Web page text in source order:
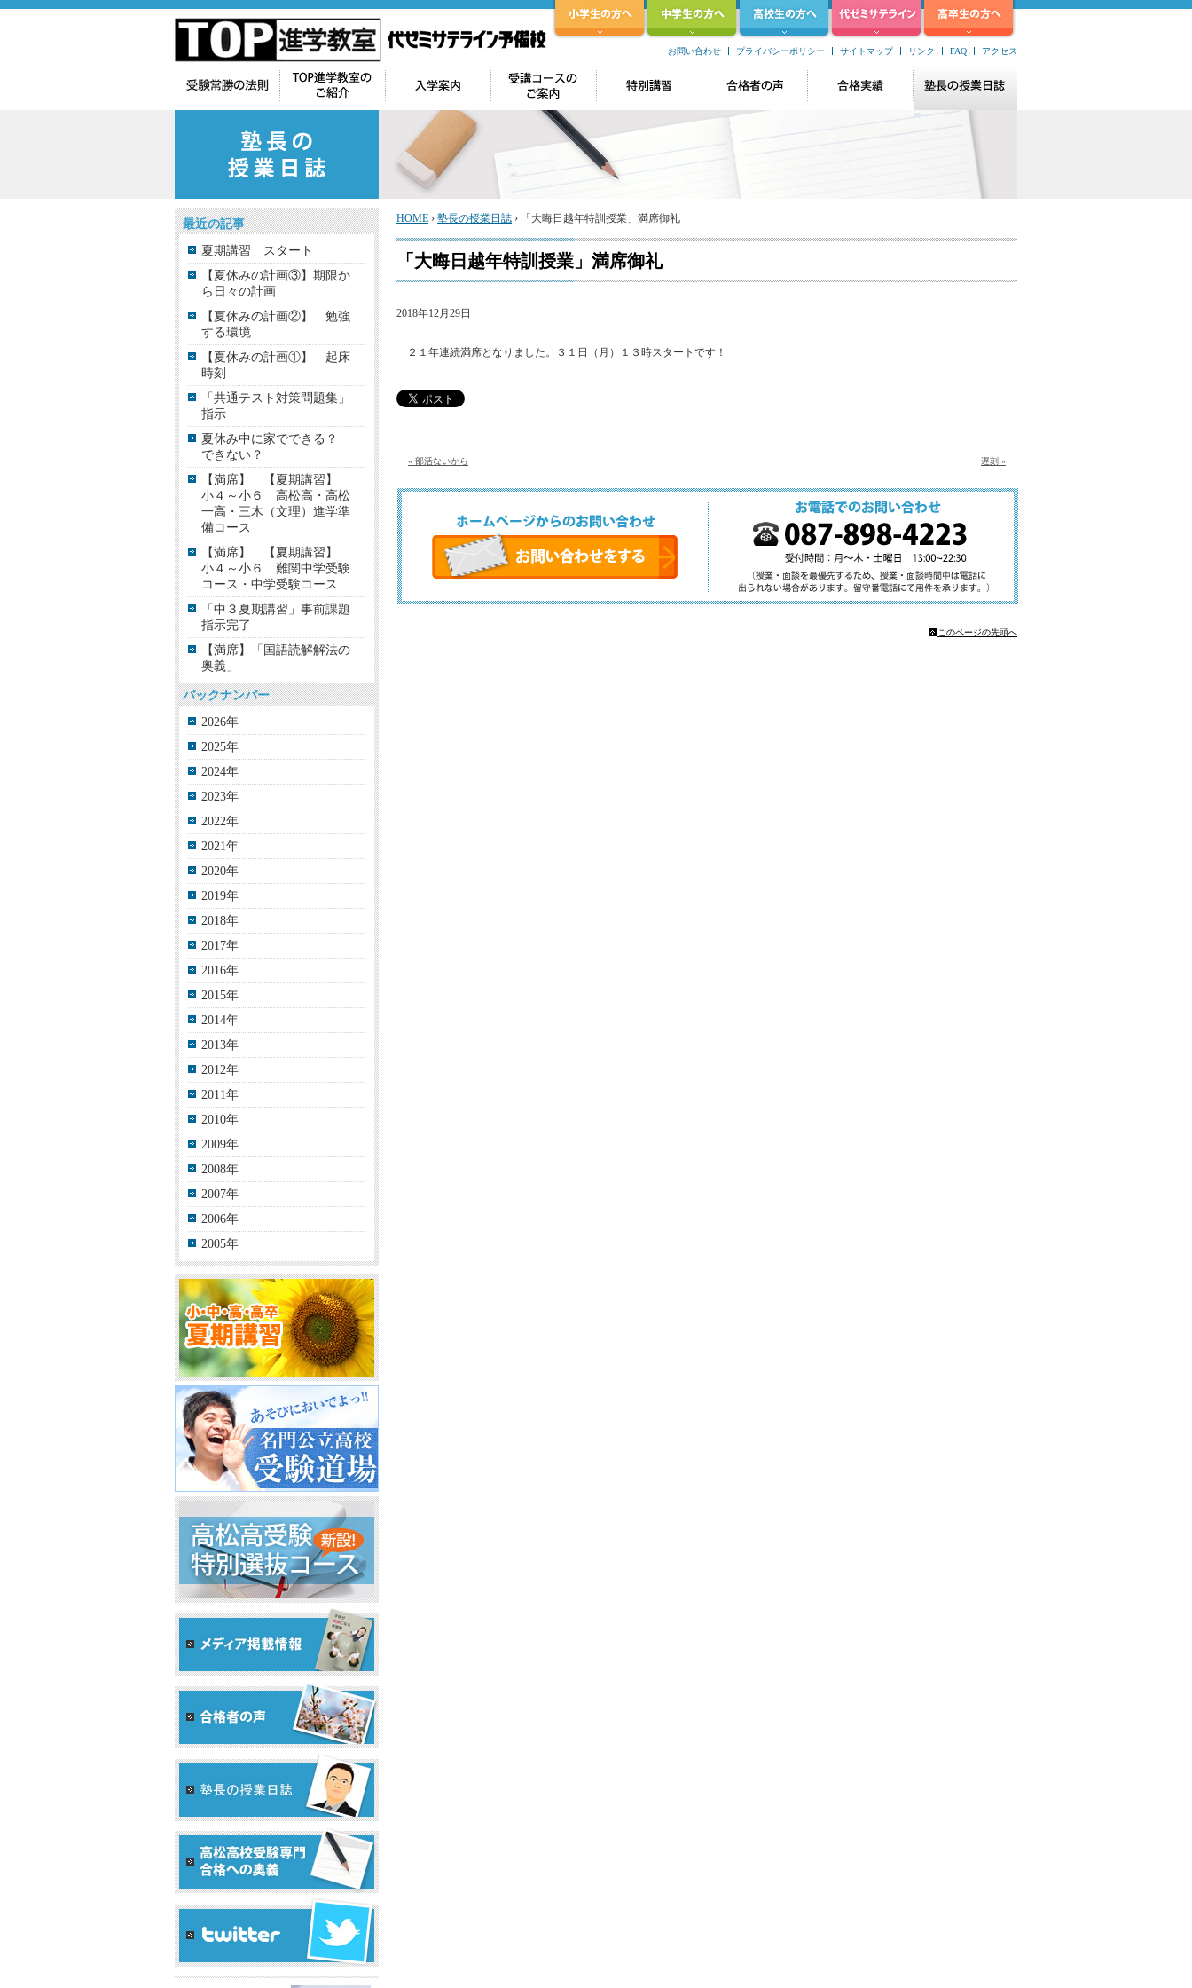
お問い合わせ プライバシーポリシー サイトマップ リンク FAQ アクセス
HOME › 塾長の授業日誌 › 「大晦日越年特訓授業」満席御礼
「大晦日越年特訓授業」満席御礼
2018年12月29日
２１年連続満席となりました。３１日（月）１３時スタートです！
« 部活ないから 遅刻 »
このページの先頭へ
最近の記事
夏期講習 スタート
【夏休みの計画③】期限か
ら日々の計画
【夏休みの計画②】 勉強
する環境
【夏休みの計画①】 起床
時刻
「共通テスト対策問題集」
指示
夏休み中に家でできる？
できない？
【満席】 【夏期講習】
小４～小６ 高松高・高松
一高・三木（文理）進学準
備コース
【満席】 【夏期講習】
小４～小６ 難関中学受験
コース・中学受験コース
「中３夏期講習」事前課題
指示完了
【満席】「国語読解解法の
奥義」
バックナンバー
2026年
2025年
2024年
2023年
2022年
2021年
2020年
2019年
2018年
2017年
2016年
2015年
2014年
2013年
2012年
2011年
2010年
2009年
2008年
2007年
2006年
2005年